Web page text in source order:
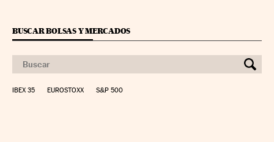
BUSCAR BOLSAS Y MERCADOS
IBEX 35 EUROSTOXX S&P 500